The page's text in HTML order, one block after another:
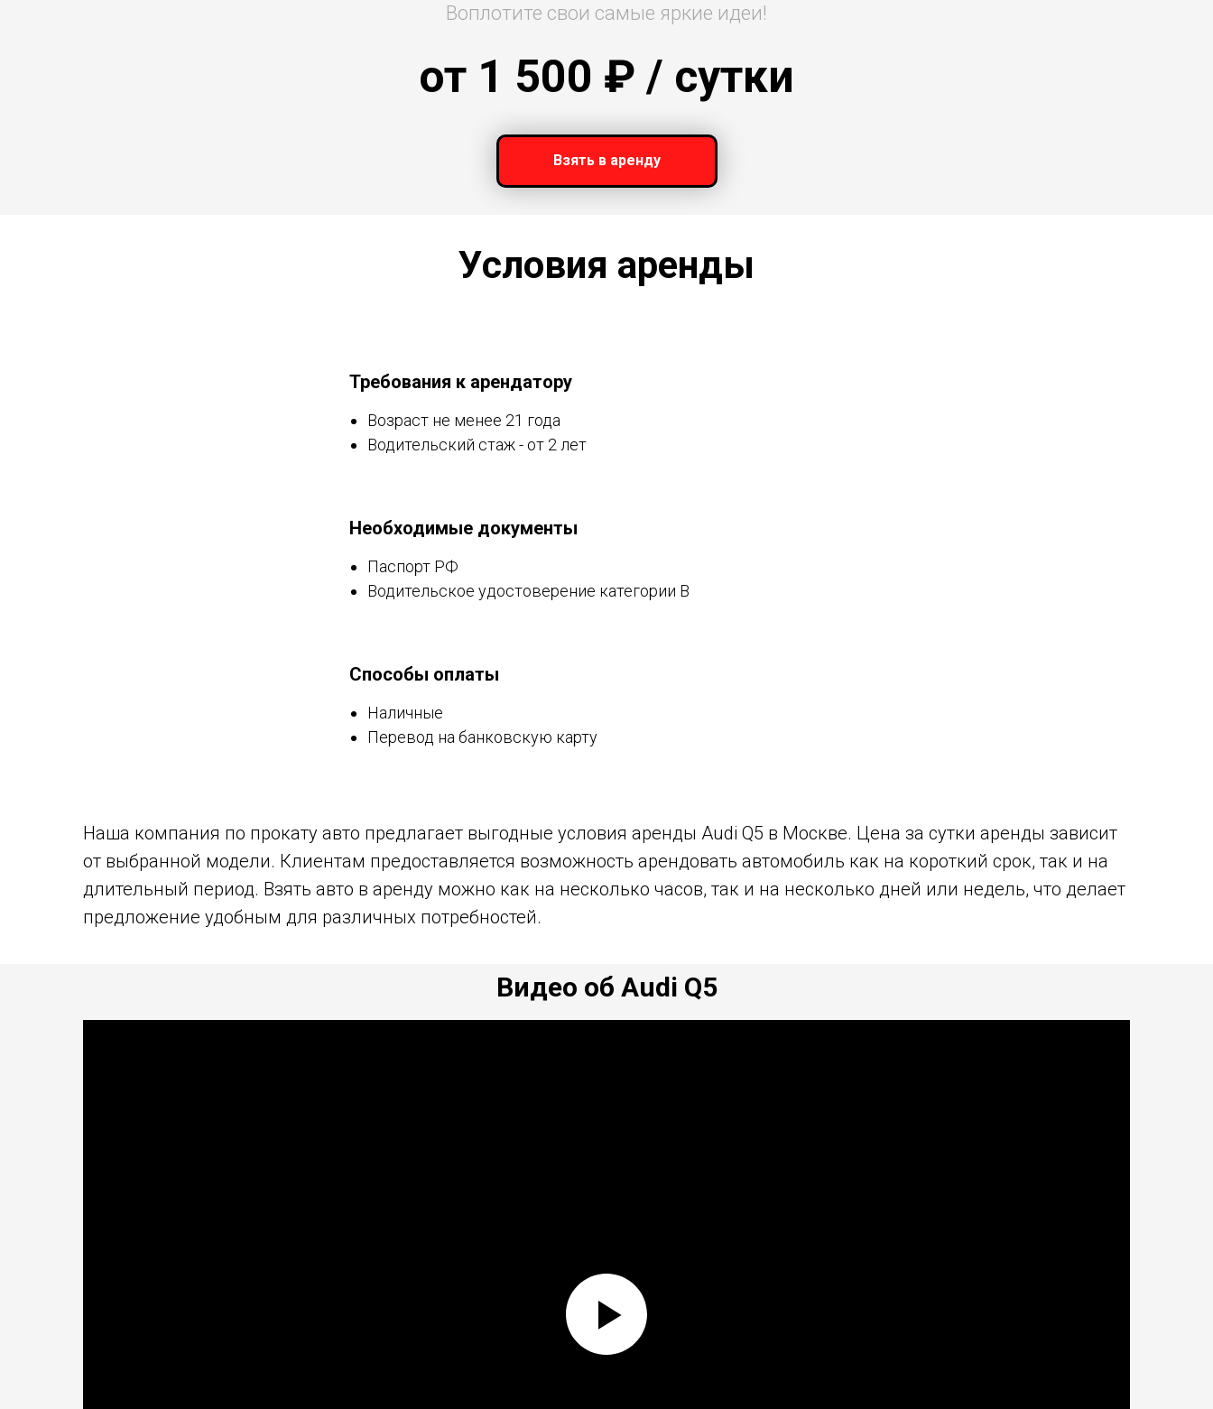
Воплотите свои самые яркие идеи!
от 1 500 ₽ / сутки
Взять в аренду
Условия аренды
Требования к арендатору
Возраст не менее 21 года
Водительский стаж - от 2 лет
Необходимые документы
Паспорт РФ
Водительское удостоверение категории В
Способы оплаты
Наличные
Перевод на банковскую карту
Наша компания по прокату авто предлагает выгодные условия аренды Audi Q5 в Москве. Цена за сутки аренды зависит
от выбранной модели. Клиентам предоставляется возможность арендовать автомобиль как на короткий срок, так и на
длительный период. Взять авто в аренду можно как на несколько часов, так и на несколько дней или недель, что делает
предложение удобным для различных потребностей.
Видео об Audi Q5